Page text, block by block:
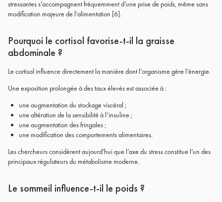
stressantes s’accompagnent fréquemment d’une prise de poids, même sans
modification majeure de l’alimentation [6].
Pourquoi le cortisol favorise-t-il la graisse
abdominale ?
Le cortisol influence directement la manière dont l’organisme gère l’énergie.
Une exposition prolongée à des taux élevés est associée à :
une augmentation du stockage viscéral ;
une altération de la sensibilité à l’insuline ;
une augmentation des fringales ;
une modification des comportements alimentaires.
Les chercheurs considèrent aujourd’hui que l’axe du stress constitue l’un des
principaux régulateurs du métabolisme moderne.
Le sommeil influence-t-il le poids ?